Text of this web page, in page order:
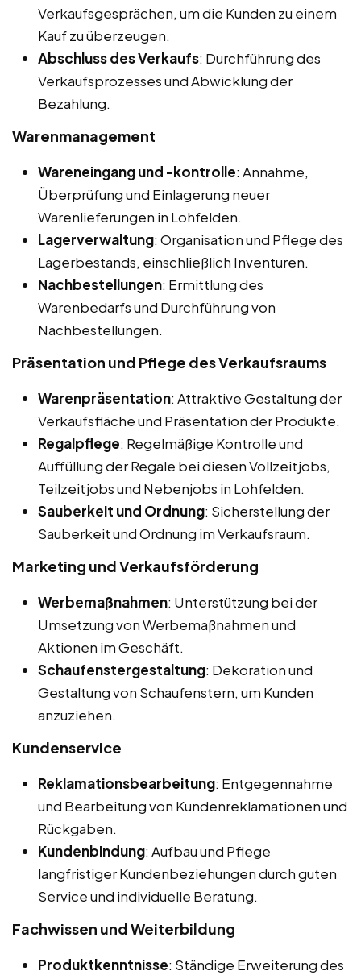
Verkaufsgesprächen, um die Kunden zu einem
Kauf zu überzeugen.
Abschluss des Verkaufs: Durchführung des
Verkaufsprozesses und Abwicklung der
Bezahlung.
Warenmanagement
Wareneingang und -kontrolle: Annahme,
Überprüfung und Einlagerung neuer
Warenlieferungen in Lohfelden.
Lagerverwaltung: Organisation und Pflege des
Lagerbestands, einschließlich Inventuren.
Nachbestellungen: Ermittlung des
Warenbedarfs und Durchführung von
Nachbestellungen.
Präsentation und Pflege des Verkaufsraums
Warenpräsentation: Attraktive Gestaltung der
Verkaufsfläche und Präsentation der Produkte.
Regalpflege: Regelmäßige Kontrolle und
Auffüllung der Regale bei diesen Vollzeitjobs,
Teilzeitjobs und Nebenjobs in Lohfelden.
Sauberkeit und Ordnung: Sicherstellung der
Sauberkeit und Ordnung im Verkaufsraum.
Marketing und Verkaufsförderung
Werbemaßnahmen: Unterstützung bei der
Umsetzung von Werbemaßnahmen und
Aktionen im Geschäft.
Schaufenstergestaltung: Dekoration und
Gestaltung von Schaufenstern, um Kunden
anzuziehen.
Kundenservice
Reklamationsbearbeitung: Entgegennahme
und Bearbeitung von Kundenreklamationen und
Rückgaben.
Kundenbindung: Aufbau und Pflege
langfristiger Kundenbeziehungen durch guten
Service und individuelle Beratung.
Fachwissen und Weiterbildung
Produktkenntnisse: Ständige Erweiterung des